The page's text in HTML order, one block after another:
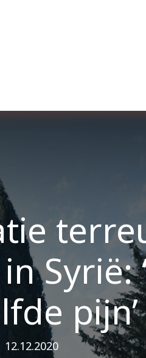
Syrië:
pijn’
12.12.2020